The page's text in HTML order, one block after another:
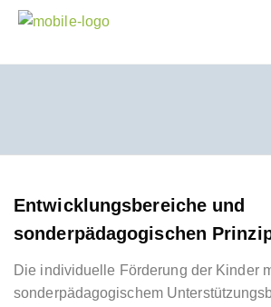
Entwicklungsbereiche und
sonderpädagogischen
Die individuelle Förderung der Kinder
sonderpädagogischem